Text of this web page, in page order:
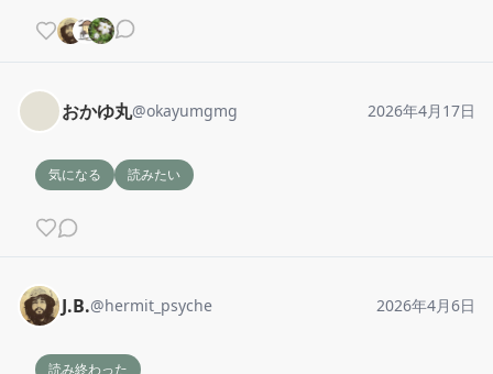
おかゆ丸@okayumgmg 2026年4月17日
気になる 読みたい
J.B.@hermit_psyche 2026年4月6日
読み終わった